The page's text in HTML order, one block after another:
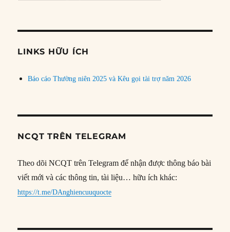
đề
LINKS HỮU ÍCH
Báo cáo Thường niên 2025 và Kêu gọi tài trợ năm 2026
NCQT TRÊN TELEGRAM
Theo dõi NCQT trên Telegram để nhận được thông báo bài
viết mới và các thông tin, tài liệu… hữu ích khác:
https://t.me/DAnghiencuuquocte